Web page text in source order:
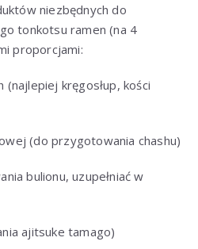
niezbędnych do
tonkotsu ramen (na 4
proporcjami:
kręgosłup, kości
(do przygotowania chashu)
bulionu, uzupełniać w
ajitsuke tamago)